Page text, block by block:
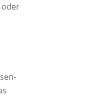
oder